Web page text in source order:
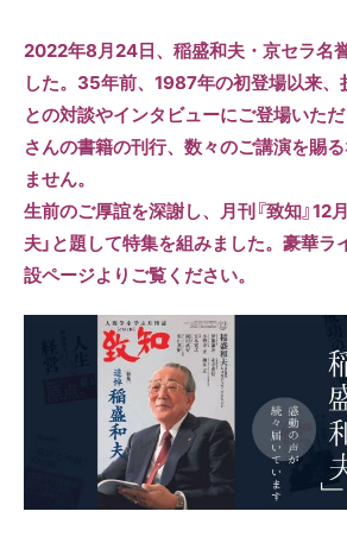
2022年8月24日、稲盛和夫・京セラ名
した。35年前、1987年の初登場以来、
との対談やインタビューにご登場いた
さんの書籍の刊行、数々のご講演を賜
ません。
生前のご厚誼を深謝し、月刊『致知』12
夫」と題して特集を組みました。豪華
設ページよりご覧ください。